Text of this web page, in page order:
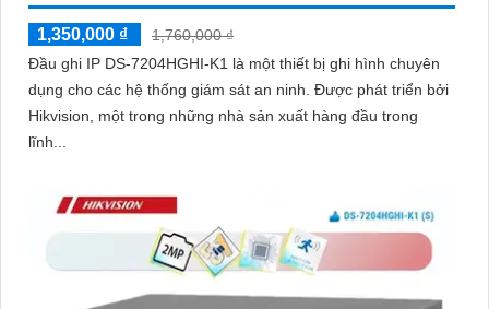
1,350,000 ₫
1,760,000 ₫
Đầu ghi IP DS-7204HGHI-K1 là một thiết bị ghi hình chuyên
dụng cho các hệ thống giám sát an ninh. Được phát triển bởi
Hikvision, một trong những nhà sản xuất hàng đầu trong
lĩnh...